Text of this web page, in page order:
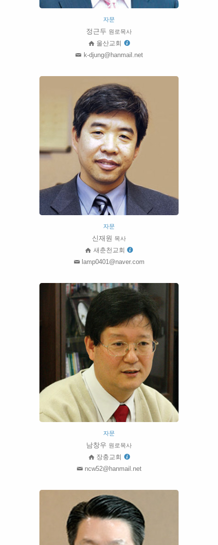
자문
정근두 원로목사
울산교회
k-djung@hanmail.net
자문
신재원 목사
새춘천교회
lamp0401@naver.com
자문
남창우 원로목사
장충교회
ncw52@hanmail.net